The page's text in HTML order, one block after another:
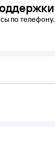
по телефону.